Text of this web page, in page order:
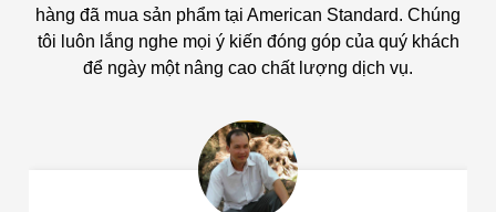
hàng đã mua sản phẩm tại American Standard. Chúng
tôi luôn lắng nghe mọi ý kiến đóng góp của quý khách
để ngày một nâng cao chất lượng dịch vụ.